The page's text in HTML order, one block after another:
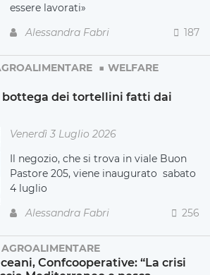
essere lavorati»
Alessandra Fabri
187
WELFARE
bottega dei tortellini fatti dai
Venerdì 3 Luglio 2026
Il negozio, che si trova in viale Buon
Pastore 205, viene inaugurato sabato
4 luglio
Alessandra Fabri
256
AGROALIMENTARE
Confcooperative: “La crisi